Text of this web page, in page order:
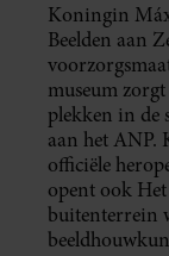
Koningin
Beelden aan
museum
plekken in de
aan het
officiële
opent ook
buitenterrein